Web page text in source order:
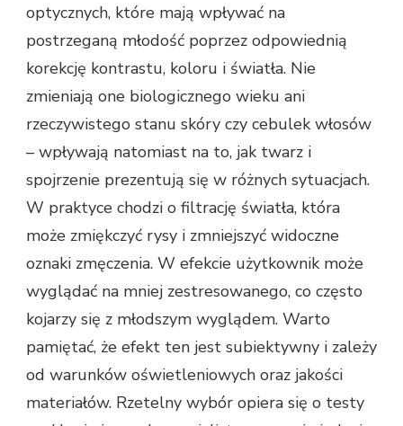
optycznych, które mają wpływać na
postrzeganą młodość poprzez odpowiednią
korekcję kontrastu, koloru i światła. Nie
zmieniają one biologicznego wieku ani
rzeczywistego stanu skóry czy cebulek włosów
– wpływają natomiast na to, jak twarz i
spojrzenie prezentują się w różnych sytuacjach.
W praktyce chodzi o filtrację światła, która
może zmiękczyć rysy i zmniejszyć widoczne
oznaki zmęczenia. W efekcie użytkownik może
wyglądać na mniej zestresowanego, co często
kojarzy się z młodszym wyglądem. Warto
pamiętać, że efekt ten jest subiektywny i zależy
od warunków oświetleniowych oraz jakości
materiałów. Rzetelny wybór opiera się o testy